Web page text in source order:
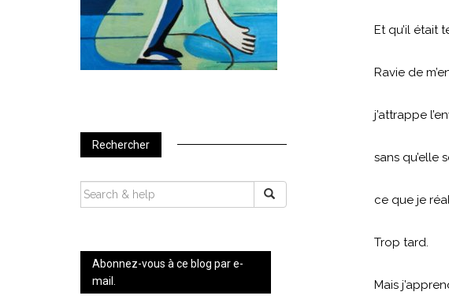
Et qu’il était
Ravie de
j’attrappe
sans qu’elle
ce que je
Trop tard.
Mais
Rechercher
SEARCH
FOR:
Abonnez-vous à ce blog par e-
mail.